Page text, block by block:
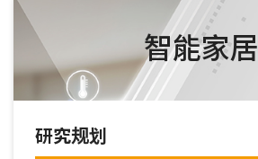
智能家居
研究规划